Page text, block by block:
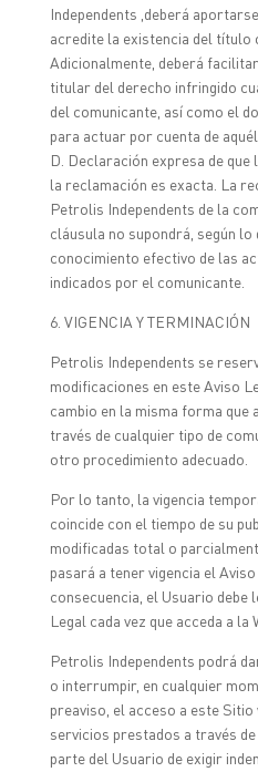
Independents ,deberá
acredite la existencia del título
Adicionalmente, deberá
titular del derecho infringido
del comunicante, así como el
para actuar por cuenta de
D. Declaración expresa de
la reclamación es exacta. La
Petrolis Independents de la
cláusula no supondrá, según lo
conocimiento efectivo de las
indicados por el comunicante.
6. VIGENCIA Y TERMINACIÓN
Petrolis Independents se
modificaciones en este Aviso
cambio en la misma forma que
través de cualquier tipo de
otro procedimiento adecuado.
Por lo tanto, la vigencia
coincide con el tiempo de su
modificadas total o
pasará a tener vigencia el
consecuencia, el Usuario debe
Legal cada vez que acceda a la
Petrolis Independents podrá
o interrumpir, en cualquier
preaviso, el acceso a este
servicios prestados a través
parte del Usuario de exigir